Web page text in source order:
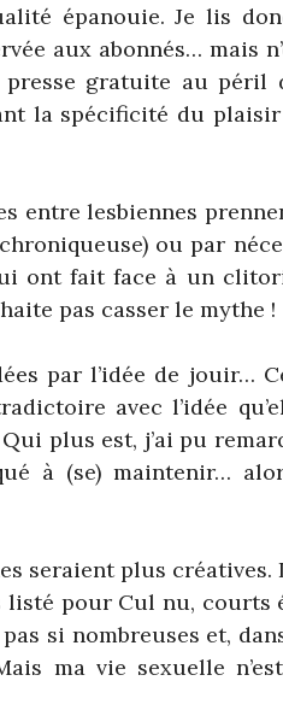
épanouie. Je lis
aux abonnés… mais
presse gratuite au péril
la spécificité du
entre lesbiennes
ou par
ont fait face à un
pas casser le mythe !
par l’idée de jouir…
avec l’idée
plus est, j’ai pu
à (se) maintenir…
seraient plus créatives.
listé pour Cul nu,
si nombreuses et,
ma vie sexuelle